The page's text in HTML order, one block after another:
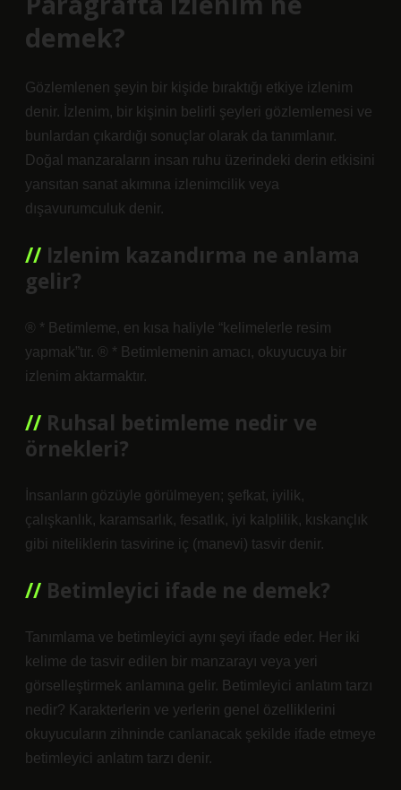
demek?
Gözlemlenen şeyin bir kişide bıraktığı etkiye izlenim
denir. İzlenim, bir kişinin belirli şeyleri gözlemlemesi ve
bunlardan çıkardığı sonuçlar olarak da tanımlanır.
Doğal manzaraların insan ruhu üzerindeki derin etkisini
yansıtan sanat akımına izlenimcilik veya
dışavurumculuk denir.
Izlenim kazandırma ne anlama
gelir?
® * Betimleme, en kısa haliyle “kelimelerle resim
yapmak”tır. ® * Betimlemenin amacı, okuyucuya bir
izlenim aktarmaktır.
Ruhsal betimleme nedir ve
örnekleri?
İnsanların gözüyle görülmeyen; şefkat, iyilik,
çalışkanlık, karamsarlık, fesatlık, iyi kalplilik, kıskançlık
gibi niteliklerin tasvirine iç (manevi) tasvir denir.
Betimleyici ifade ne demek?
Tanımlama ve betimleyici aynı şeyi ifade eder. Her iki
kelime de tasvir edilen bir manzarayı veya yeri
görselleştirmek anlamına gelir. Betimleyici anlatım tarzı
nedir? Karakterlerin ve yerlerin genel özelliklerini
okuyucuların zihninde canlanacak şekilde ifade etmeye
betimleyici anlatım tarzı denir.